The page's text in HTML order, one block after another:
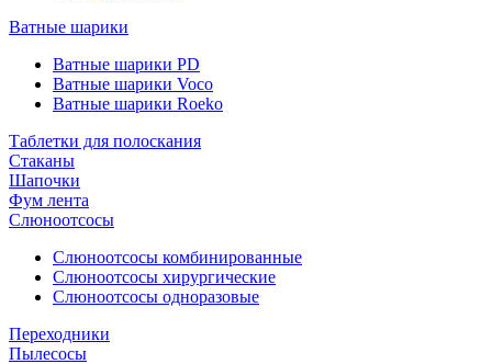
Ватные шарики
Ватные шарики PD
Ватные шарики Voco
Ватные шарики Roeko
Таблетки для полоскания
Стаканы
Шапочки
Фум лента
Слюноотсосы
Слюноотсосы комбинированные
Слюноотсосы хирургические
Слюноотсосы одноразовые
Переходники
Пылесосы